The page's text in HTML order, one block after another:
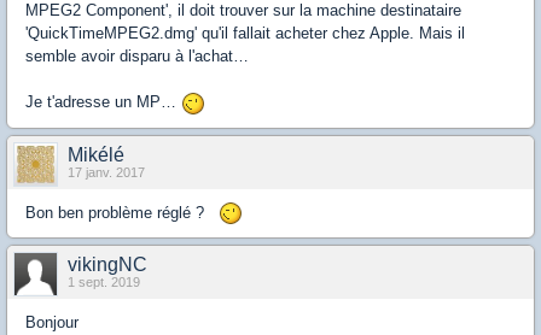
MPEG2 Component', il doit trouver sur la machine destinataire
'QuickTimeMPEG2.dmg' qu'il fallait acheter chez Apple. Mais il
semble avoir disparu à l'achat…
Je t'adresse un MP…
Mikélé
17 janv. 2017
Bon ben problème réglé ?
vikingNC
1 sept. 2019
Bonjour